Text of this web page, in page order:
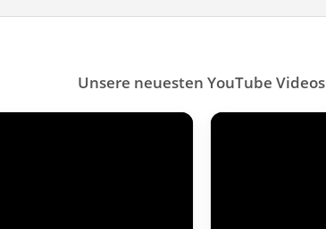
Unsere neuesten YouTube Videos